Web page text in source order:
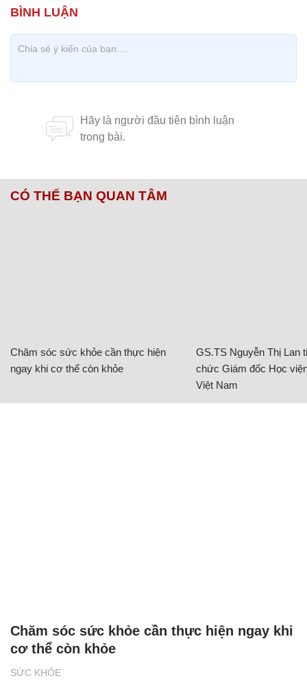
CÓ THỂ BẠN QUAN TÂM
Chăm sóc sức khỏe cần thực hiện
ngay khi cơ thể còn khỏe
GS.TS Nguyễn Thị Lan
chức Giám đốc Học
Việt Nam
SỨC KHỎE
Chăm sóc sức khỏe cần thực hiện ngay khi
cơ thể còn khỏe